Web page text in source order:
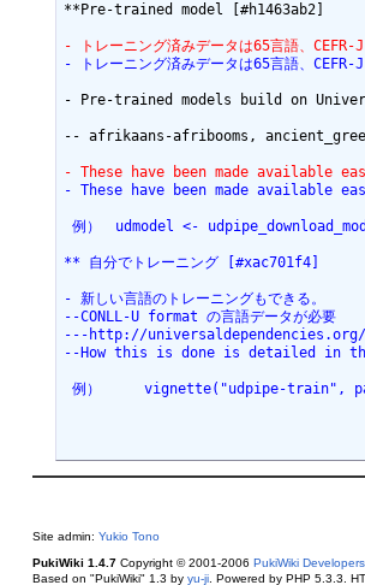
**Pre-trained model [#h1463ab2]
- トレーニング済みデータは65言語、
- トレーニング済みデータは65言語、
- Pre-trained models build on
-- afrikaans-afribooms,
- These have been made available
- These have been made available
例）　udmodel <-
** 自分でトレーニング [#xac701f4]
- 新しい言語のトレーニングもできる。
--CONLL-U format の言語データが必要
---http://universaldependencies.org/
--How this is done is detailed in
例）　　　vignette("udpipe-train",
Site admin: Yukio Tono
PukiWiki 1.4.7Copyright © 2001-2006 PukiWiki
Based on "PukiWiki" 1.3 by yu-ji. Powered by PHP 5.3.3.